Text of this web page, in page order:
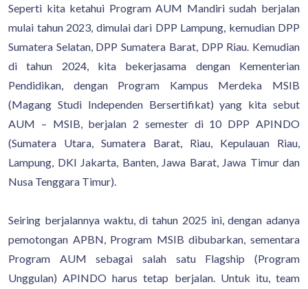
Seperti kita ketahui Program AUM Mandiri sudah berjalan
mulai tahun 2023, dimulai dari DPP Lampung, kemudian DPP
Sumatera Selatan, DPP Sumatera Barat, DPP Riau. Kemudian
di tahun 2024, kita bekerjasama dengan Kementerian
Pendidikan, dengan Program Kampus Merdeka MSIB
(Magang Studi Independen Bersertifikat) yang kita sebut
AUM – MSIB, berjalan 2 semester di 10 DPP APINDO
(Sumatera Utara, Sumatera Barat, Riau, Kepulauan Riau,
Lampung, DKI Jakarta, Banten, Jawa Barat, Jawa Timur dan
Nusa Tenggara Timur).
Seiring berjalannya waktu, di tahun 2025 ini, dengan adanya
pemotongan APBN, Program MSIB dibubarkan, sementara
Program AUM sebagai salah satu Flagship (Program
Unggulan) APINDO harus tetap berjalan. Untuk itu, team